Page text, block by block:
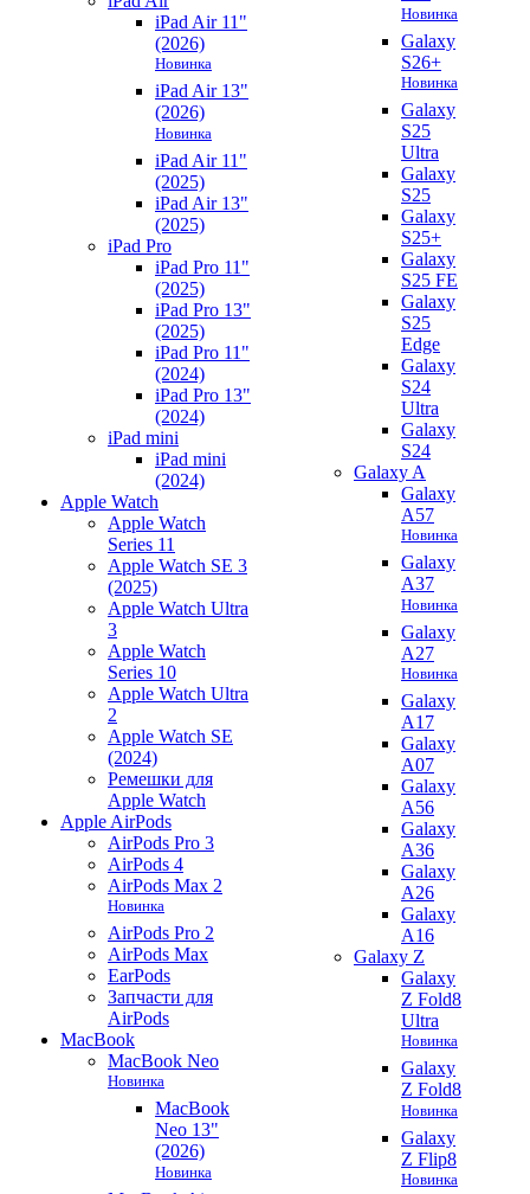
iPad Air 11"
(2026)
Новинка
iPad Air 13"
(2026)
Новинка
iPad Air 11"
(2025)
iPad Air 13"
(2025)
iPad Pro
iPad Pro 11"
(2025)
iPad Pro 13"
(2025)
iPad Pro 11"
(2024)
iPad Pro 13"
(2024)
iPad mini
iPad mini
(2024)
Apple Watch
Apple Watch
Series 11
Apple Watch SE 3
(2025)
Apple Watch Ultra
3
Apple Watch
Series 10
Apple Watch Ultra
2
Apple Watch SE
(2024)
Ремешки для
Apple Watch
Apple AirPods
AirPods Pro 3
AirPods 4
AirPods Max 2
Новинка
AirPods Pro 2
AirPods Max
EarPods
Запчасти для
AirPods
MacBook
MacBook Neo
Новинка
MacBook
Neo 13"
(2026)
Новинка
Новинка
Galaxy
S26+
Новинка
Galaxy
S25
Ultra
Galaxy
S25
Galaxy
S25+
Galaxy
S25 FE
Galaxy
S25
Edge
Galaxy
S24
Ultra
Galaxy
S24
Galaxy A
Galaxy
A57
Новинка
Galaxy
A37
Новинка
Galaxy
A27
Новинка
Galaxy
A17
Galaxy
A07
Galaxy
A56
Galaxy
A36
Galaxy
A26
Galaxy
A16
Galaxy Z
Galaxy
Z Fold8
Ultra
Новинка
Galaxy
Z Fold8
Новинка
Galaxy
Z Flip8
Новинка